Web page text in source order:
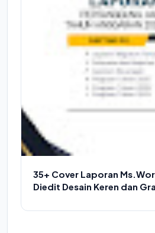
35+ Cover Laporan
Diedit Desain Keren dan